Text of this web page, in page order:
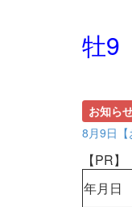
牡9
お知ら
8月9日【
【PR】
年月日